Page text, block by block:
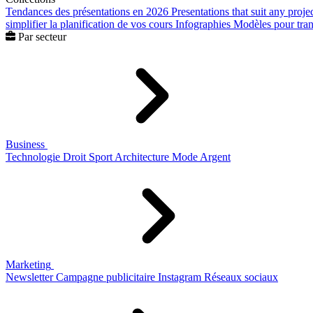
Tendances des présentations en 2026 Presentations that suit any
simplifier la planification de vos cours Infographies Modèles pour
Par secteur
Business
Technologie Droit Sport Architecture Mode Argent
Marketing
Newsletter Campagne publicitaire Instagram Réseaux sociaux